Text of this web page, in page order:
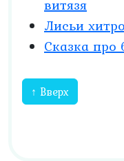
витязя
Лисьи
Сказка про
↑ Вверх